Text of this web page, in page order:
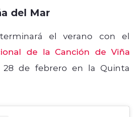
del Mar
el verano con el
de la Canción de Viña
de febrero en la Quinta